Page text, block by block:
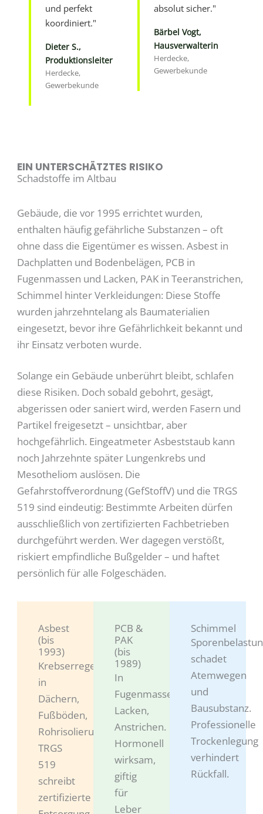
und perfekt
koordiniert."
Dieter S.,
Produktionsleiter
Herdecke,
Gewerbekunde
absolut sicher."
Bärbel Vogt,
Hausverwalterin
Herdecke,
Gewerbekunde
EIN UNTERSCHÄTZTES RISIKO
Schadstoffe im Altbau
Gebäude, die vor 1995 errichtet wurden,
enthalten häufig gefährliche Substanzen – oft
ohne dass die Eigentümer es wissen. Asbest in
Dachplatten und Bodenbelägen, PCB in
Fugenmassen und Lacken, PAK in Teeranstrichen,
Schimmel hinter Verkleidungen: Diese Stoffe
wurden jahrzehntelang als Baumaterialien
eingesetzt, bevor ihre Gefährlichkeit bekannt und
ihr Einsatz verboten wurde.
Solange ein Gebäude unberührt bleibt, schlafen
diese Risiken. Doch sobald gebohrt, gesägt,
abgerissen oder saniert wird, werden Fasern und
Partikel freigesetzt – unsichtbar, aber
hochgefährlich. Eingeatmeter Asbeststaub kann
noch Jahrzehnte später Lungenkrebs und
Mesotheliom auslösen. Die
Gefahrstoffverordnung (GefStoffV) und die TRGS
519 sind eindeutig: Bestimmte Arbeiten dürfen
ausschließlich von zertifizierten Fachbetrieben
durchgeführt werden. Wer dagegen verstößt,
riskiert empfindliche Bußgelder – und haftet
persönlich für alle Folgeschäden.
Asbest
(bis
1993)
Krebserregend,
in
Dächern,
Fußböden,
Rohrisolierungen.
TRGS
519
schreibt
zertifizierte
PCB &
PAK
(bis
1989)
In
Fugenmassen,
Lacken,
Anstrichen.
Hormonell
wirksam,
giftig
für
Leber
Schimmel
schadet
Atemwegen
und
Bausubstanz.
Professionelle
Trockenlegung
verhindert
Rückfall.